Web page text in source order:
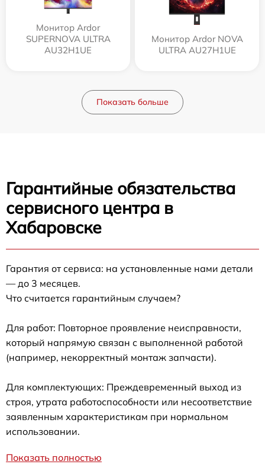
Монитор Ardor
SUPERNOVA ULTRA
AU32H1UE
Монитор Ardor NOVA
ULTRA AU27H1UE
Показать больше
Гарантийные обязательства
сервисного центра в
Хабаровске
Гарантия от сервиса: на установленные нами детали
— до 3 месяцев.
Что считается гарантийным случаем?
Для работ: Повторное проявление неисправности,
который напрямую связан с выполненной работой
(например, некорректный монтаж запчасти).
Для комплектующих: Преждевременный выход из
строя, утрата работоспособности или несоответствие
заявленным характеристикам при нормальном
использовании.
Показать полностью